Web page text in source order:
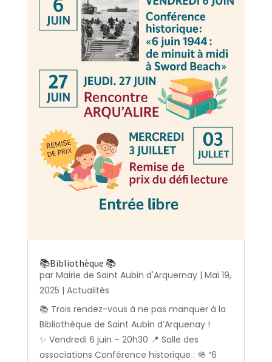
📚Bibliothèque 📚
par Mairie de Saint Aubin d'Arquernay| Mai 19,
2025 | Actualités
📚 Trois rendez-vous à ne pas manquer à la
Bibliothèque de Saint Aubin d’Arquenay !
✨ Vendredi 6 juin – 20h30 📍 Salle des
associations Conférence historique : 🪖 “6